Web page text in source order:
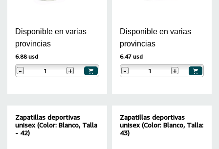
Disponible en varias
provincias
6.88 usd
- +
Disponible en varias
provincias
6.47 usd
- +
Zapatillas deportivas
unisex (Color: Blanco, Talla
- 42)
Zapatillas deportivas
unisex (Color: Blanco, Talla:
43)